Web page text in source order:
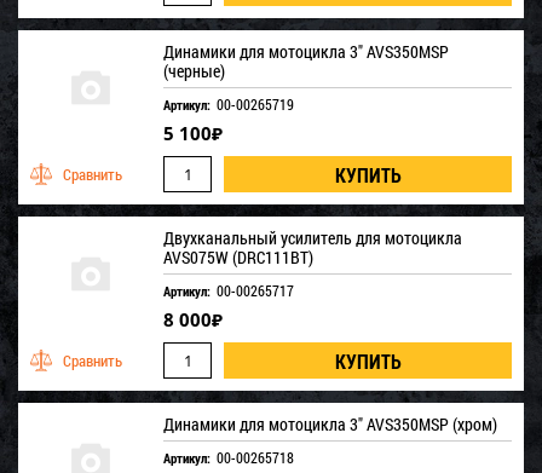
Динамики для мотоцикла 3" AVS350MSP
(черные)
Артикул: 00-00265719
5 100₽
Двухканальный усилитель для мотоцикла
AVS075W (DRC111BT)
Артикул: 00-00265717
8 000₽
Динамики для мотоцикла 3" AVS350MSP (хром)
Артикул: 00-00265718